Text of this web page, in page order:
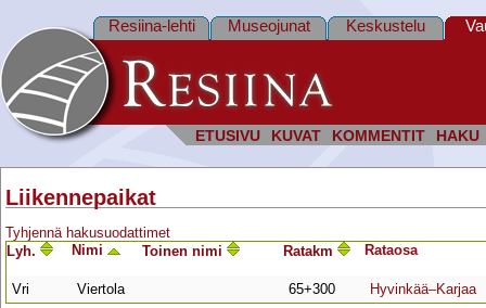
ETUSIVU KUVAT KOMMENTIT HAKU
Resiina-lehti Museojunat Keskustelu
Liikennepaikat
Tyhjennä hakusuodattimet
Lyh.
Nimi Toinen nimi Ratakm Rata­osa
Vri Viertola 65+300 Hyvinkää–Karjaa